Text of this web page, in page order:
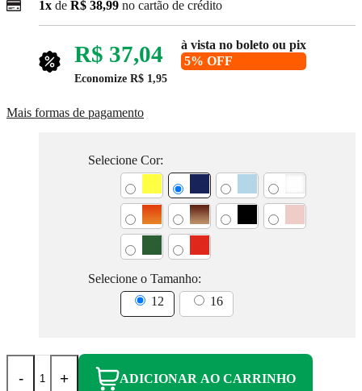
1x de R$ 38,99 no cartão de crédito
R$ 37,04
à vista no boleto ou pix
5% OFF
Economize R$ 1,95
Mais formas de pagamento
Selecione Cor:
Selecione o Tamanho:
12
16
- + ADICIONAR AO CARRINHO